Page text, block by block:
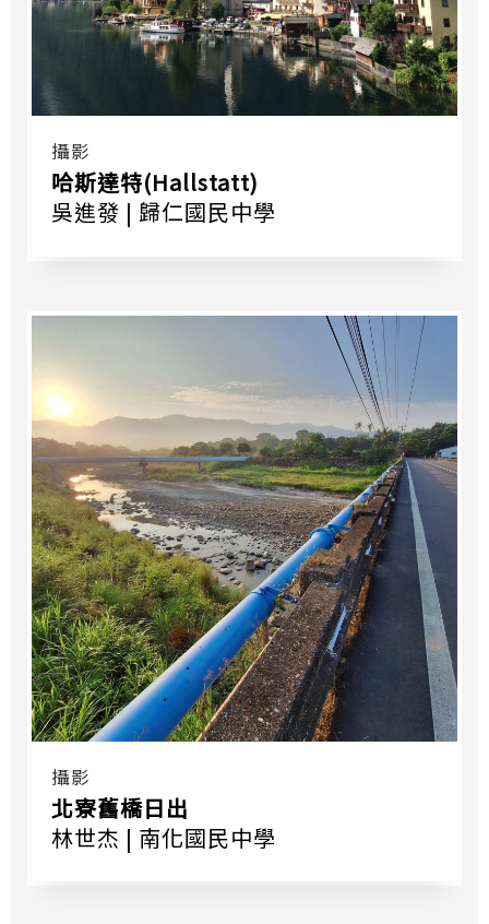
攝影
哈斯達特(Hallstatt)
吳進發 | 歸仁國民中學
攝影
北寮舊橋日出
林世杰 | 南化國民中學